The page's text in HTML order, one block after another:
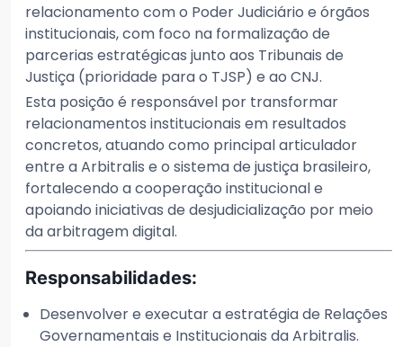
relacionamento com o Poder Judiciário e órgãos
institucionais, com foco na formalização de
parcerias estratégicas junto aos Tribunais de
Justiça (prioridade para o TJSP) e ao CNJ.
Esta posição é responsável por transformar
relacionamentos institucionais em resultados
concretos, atuando como principal articulador
entre a Arbitralis e o sistema de justiça brasileiro,
fortalecendo a cooperação institucional e
apoiando iniciativas de desjudicialização por meio
da arbitragem digital.
Responsabilidades:
Desenvolver e executar a estratégia de Relações
Governamentais e Institucionais da Arbitralis.